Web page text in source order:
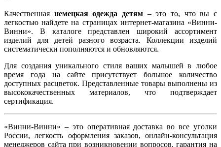
Качественная немецкая одежда детям – это то, что вы с
легкостью найдете на страницах интернет-магазина «Винни-
Винни». В каталоге представлен широкий ассортимент
изделий для детей разного возраста. Коллекции изделий
систематически пополняются и обновляются.
Для создания уникального стиля ваших малышей в любое
время года на сайте присутствует большое количество
доступных расцветок. Представленные товары выполнены из
высококачественных материалов, что подтверждает
сертификация.
«Винни-Винни» – это оперативная доставка во все уголки
России, легкость оформления заказов, онлайн-консультация
менеджеров сайта при возникновении вопросов, гарантия на